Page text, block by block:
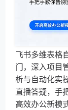
飞书多维表格
门，深入项目
析与自动化实
直播答疑，手
高效办公新模式